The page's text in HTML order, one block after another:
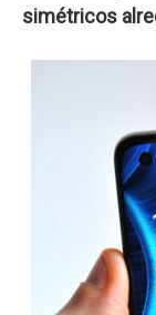
simétricos